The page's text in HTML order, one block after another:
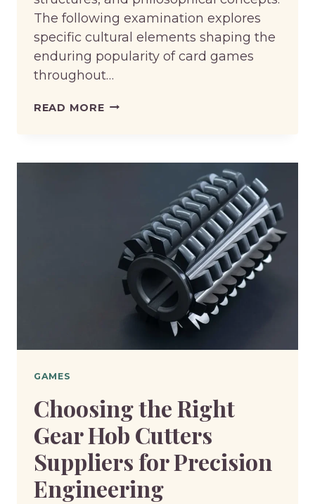
The following examination explores
specific cultural elements shaping the
enduring popularity of card games
throughout…
READ MORECULTURAL
THE
GAMES
ASIA
GAMES
Choosing the Right
Gear Hob Cutters
Suppliers for Precision
Engineering